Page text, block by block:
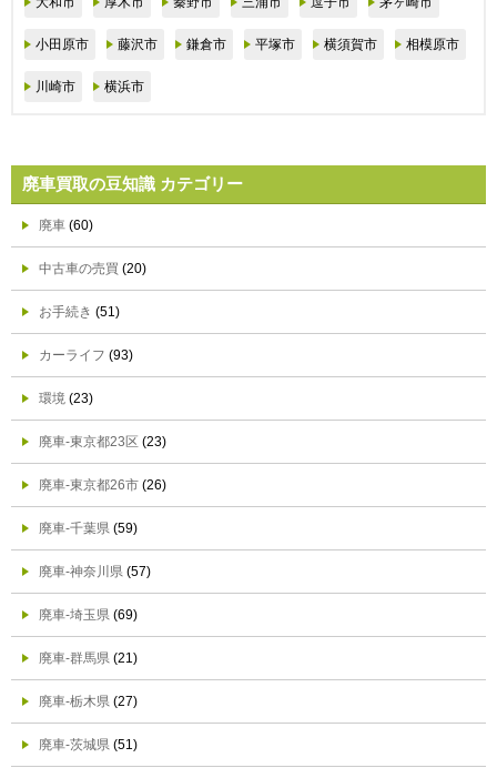
小田原市 藤沢市 鎌倉市 平塚市 横須賀市 相模原市
川崎市 横浜市
廃車買取の豆知識 カテゴリー
廃車 (60)
中古車の売買 (20)
お手続き (51)
カーライフ (93)
環境 (23)
廃車-東京都23区 (23)
廃車-東京都26市 (26)
廃車-千葉県 (59)
廃車-神奈川県 (57)
廃車-埼玉県 (69)
廃車-群馬県 (21)
廃車-栃木県 (27)
廃車-茨城県 (51)